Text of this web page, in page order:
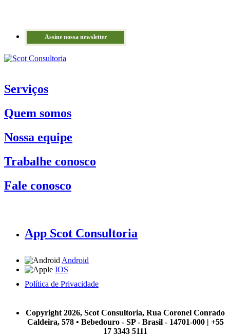
Assine nossa newsletter
Serviços
Quem somos
Nossa equipe
Trabalhe conosco
Fale conosco
App Scot Consultoria
Android
IOS
Política de Privacidade
Copyright 2026, Scot Consultoria, Rua Coronel Conrado
Caldeira, 578 • Bebedouro - SP - Brasil - 14701-000 | +55
17 3343 5111